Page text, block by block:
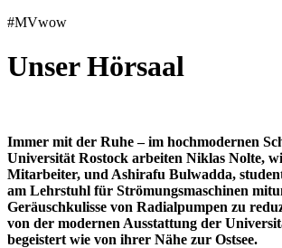
#MVwow
Unser Hörsaal
Immer mit der Ruhe – im hochmodernen
Universität Rostock arbeiten Niklas Nolte,
Mitarbeiter, und Ashirafu Bulwadda,
am Lehrstuhl für Strömungsmaschinen
Geräuschkulisse von Radialpumpen zu
von der modernen Ausstattung der
begeistert wie von ihrer Nähe zur Ostsee.